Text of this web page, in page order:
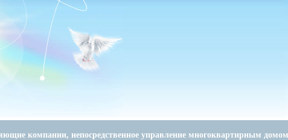
компании, непосредственное управление многоквартирным домом